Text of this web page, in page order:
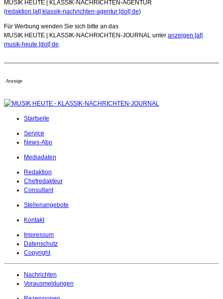
MUSIK HEUTE | KLASSIK-NACHRICHTEN-AGENTUR
(redaktion [at] klassik-nachrichten-agentur [dot] de)
Für Werbung wenden Sie sich bitte an das
MUSIK HEUTE | KLASSIK-NACHRICHTEN-JOURNAL unter anzeigen [at]
musik-heute [dot] de.
Anzeige
Startseite
Service
News-Abo
Mediadaten
Redaktion
Chefredakteur
Consultant
Stellenangebote
Kontakt
Impressum
Datenschutz
Copyright
Nachrichten
Vorausmeldungen